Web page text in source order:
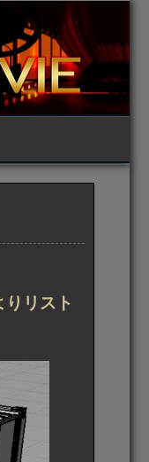
リスト